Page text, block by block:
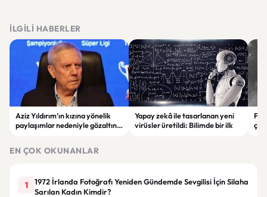
İLGILI HABERLER
Aziz Yıldırım’ın kızına yönelik
paylaşımlar nedeniyle gözaltına
Yapay zekâ ile tasarlanan yeni
virüsler üretildi: Bilimde bir ilk
EN ÇOK OKUNANLAR
1
1972 İrlanda Fotoğrafı Yeniden Gündemde Sevgilisi İçin Silaha
Sarılan Kadın Kimdir?